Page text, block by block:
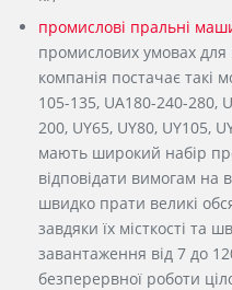
промислові пральні
промислових умовах
компанія постачає такі
105-135, UA180-240-280,
200, UY65, UY80, UY105,
мають широкий набір
відповідати вимогам на
швидко прати великі
завдяки їх місткості та
завантаження від 7 до
безперервної роботи